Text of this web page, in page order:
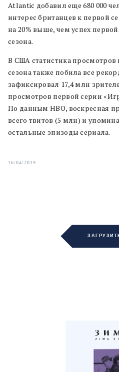
Atlantic добавил еще 680 000
интерес британцев к первой
на 20% выше, чем успех
сезона.
В США статистика просмотров
сезона также побила все
зафиксировал 17,4 млн
просмотров первой серии
По данным HBO, воскресная
всего твитов (5 млн) и
остальные эпизоды сериала.
16/04/2019